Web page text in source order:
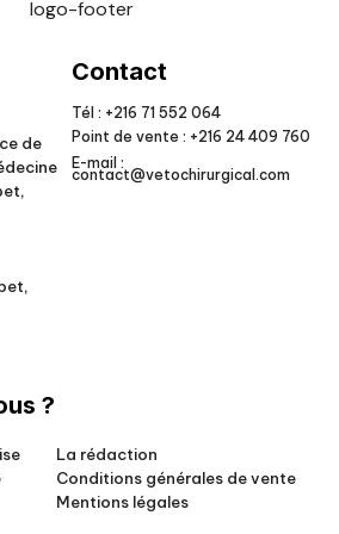
de
Contact
Tél : +216 71 552 064
Point de vente : +216 24 409 760
E-mail :
contact@vetochirurgical.com
?
La rédaction
Conditions générales de vente
Mentions légales